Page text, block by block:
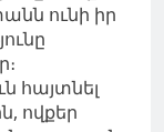
ունի իր
հայտնել
ովքեր